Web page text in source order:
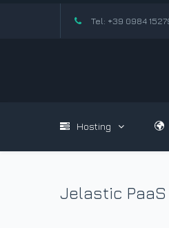
Tel: +39 0984
Hosting
Jelastic PaaS